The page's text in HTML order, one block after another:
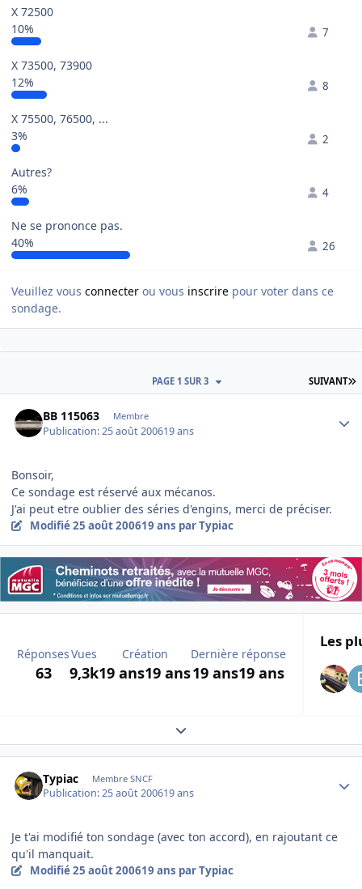
X 72500
10%
7
X 73500, 73900
12%
8
X 75500, 76500, ...
3%
2
Autres?
6%
4
Ne se prononce pas.
40%
26
Veuillez vous connecter ou vous inscrire pour voter dans ce
sondage.
SUIVANT
PAGE 1 SUR 3
BB 115063 Membre
Publication:25 août 200619 ans
Bonsoir,
Ce sondage est réservé aux mécanos.
J'ai peut etre oublier des séries d'engins, merci de préciser.
Modifié25 août 200619 ans par Typiac
Réponses
63
Vues
9,3k
Création
19 ans19 ans
Dernière réponse
19 ans19 ans
Les
Expand topic overview
Typiac Membre SNCF
Publication:25 août 200619 ans
Je t'ai modifié ton sondage (avec ton accord), en rajoutant ce
qu'il manquait.
Modifié25 août 200619 ans par Typiac